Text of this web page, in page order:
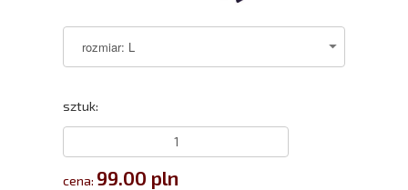
sztuk:
cena: 99.00 pln